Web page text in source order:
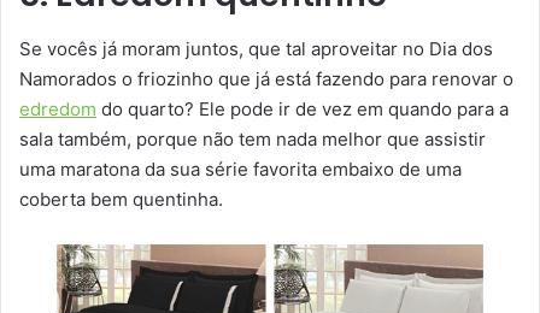
Se vocês já moram juntos, que tal aproveitar no Dia dos
Namorados o friozinho que já está fazendo para renovar o
edredom do quarto? Ele pode ir de vez em quando para a
sala também, porque não tem nada melhor que assistir
uma maratona da sua série favorita embaixo de uma
coberta bem quentinha.